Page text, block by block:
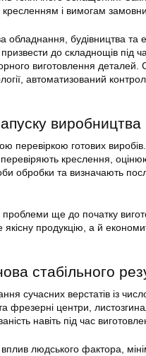
кресленням і вимогам
будівництва та
до складнощів під
виготовлення деталей.
автоматизований
виробництва
перевіркою готових
креслення,
обробки та визначають
проблеми ще до початку
продукцію, а й
стабільного
сучасних верстатів із
фрезерні центри,
навіть під час
людського фактора,